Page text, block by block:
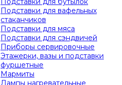
Подставки для вафельных
стаканчиков
Подставки для мяса
Подставки для сэндвичей
Приборы сервировочные
Этажерки, вазы и подставки
фуршетные
Мармиты
Лампы нагревательные